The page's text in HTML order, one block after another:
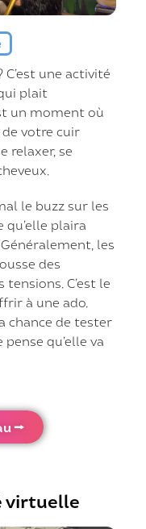
une activité
plait
un moment où
de votre cuir
relaxer, se
le buzz sur les
qu’elle plaira
les
des
C’est le
à une ado.
chance de tester
qu’elle va
⭢
virtuelle